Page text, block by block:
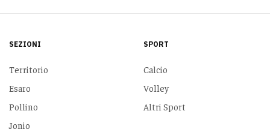
SEZIONI
Territorio
Esaro
Pollino
Jonio
SPORT
Calcio
Volley
Altri Sport